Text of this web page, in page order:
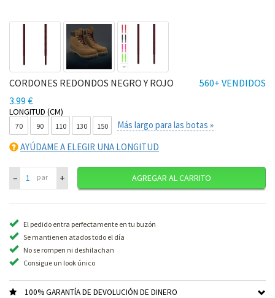
560+ VENDIDOS
CORDONES REDONDOS NEGRO Y ROJO
3.99 €
LONGITUD (CM)
70 90 110 130 150
Más largo para las botas »
AYÚDAME A ELEGIR UNA LONGITUD
– par + AGREGAR AL CARRITO
El pedido entra perfectamente en tu buzón
Se mantienen atados todo el día
No se rompen ni deshilachan
Consigue un look único
100% GARANTÍA DE DEVOLUCIÓN DE DINERO